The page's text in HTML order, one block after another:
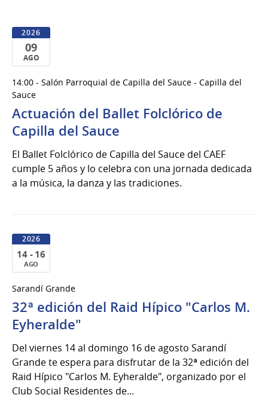
2026
09
AGO
de
Ago
del
2026
14:00 - Salón Parroquial de Capilla del Sauce - Capilla del
Sauce
Actuación del Ballet Folclórico de
Capilla del Sauce
El Ballet Folclórico de Capilla del Sauce del CAEF
cumple 5 años y lo celebra con una jornada dedicada
a la música, la danza y las tradiciones.
2026
14 - 16
AGO
al
16
de
Ago
del
2026
Sarandí Grande
32ª edición del Raid Hípico "Carlos M.
Eyheralde"
Del viernes 14 al domingo 16 de agosto Sarandí
Grande te espera para disfrutar de la 32ª edición del
Raid Hípico "Carlos M. Eyheralde", organizado por el
Club Social Residentes de...